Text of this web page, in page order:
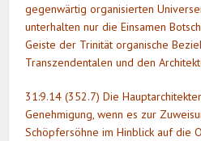
gegenwärtig organisierten
unterhalten nur die Einsamen
Geiste der Trinität organische
Transzendentalen und den
31:9.14 (352.7) Die
Genehmigung, wenn es zur
Schöpfersöhne im Hinblick auf die